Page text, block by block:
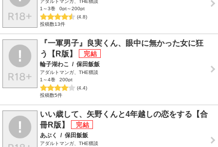
アダルトマンガ、THE猥談
1～3巻
0pt～200pt
(4.8)
投稿数13件
『一軍男子』良実くん、眼中に無かった女に狂
う【R版】
輪子湖わこ / 保田飯飯
アダルトマンガ、THE猥談
1～4巻
200pt
(4.4)
投稿数5件
いい歳して、矢野くんと4年越しの恋をする【合
冊R版】
あぶく / 保田飯飯
アダルトマンガ、THE猥談